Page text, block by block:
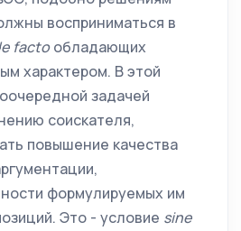
восприниматься в
facto обладающих
характером. В этой
задачей
соискателя,
повышение качества
формулируемых им
Это - условие sine